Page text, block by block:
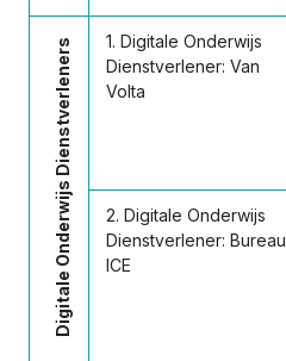
Digitale Onderwijs Dienstverleners
1. Digitale Onderwijs
Dienstverlener: Van
Volta
2. Digitale Onderwijs
Dienstverlener: Bureau
ICE